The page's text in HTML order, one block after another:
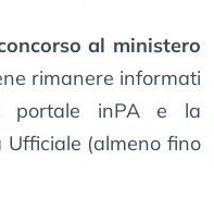
al ministero
rimanere informati
portale inPA e la
Ufficiale (almeno fino